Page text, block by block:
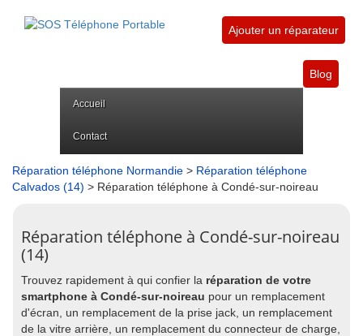
Ajouter un réparateur
Blog
Accueil
Contact
Réparation téléphone Normandie > Réparation téléphone
Calvados (14) > Réparation téléphone à Condé-sur-noireau
Réparation téléphone à Condé-sur-noireau
(14)
Trouvez rapidement à qui confier la réparation de votre
smartphone à Condé-sur-noireau pour un remplacement
d'écran, un remplacement de la prise jack, un remplacement
de la vitre arrière, un remplacement du connecteur de charge,